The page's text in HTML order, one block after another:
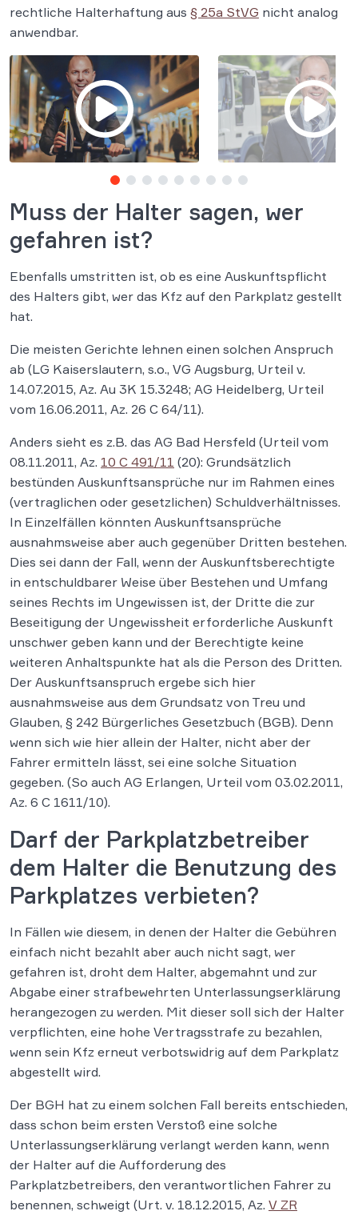
rechtliche Halterhaftung aus § 25a StVG nicht analog
anwendbar.
Muss der Halter sagen, wer
gefahren ist?
Ebenfalls umstritten ist, ob es eine Auskunftspflicht
des Halters gibt, wer das Kfz auf den Parkplatz gestellt
hat.
Die meisten Gerichte lehnen einen solchen Anspruch
ab (LG Kaiserslautern, s.o., VG Augsburg, Urteil v.
14.07.2015, Az. Au 3K 15.3248; AG Heidelberg, Urteil
vom 16.06.2011, Az. 26 C 64/11).
Anders sieht es z.B. das AG Bad Hersfeld (Urteil vom
08.11.2011, Az. 10 C 491/11 (20): Grundsätzlich
bestünden Auskunftsansprüche nur im Rahmen eines
(vertraglichen oder gesetzlichen) Schuldverhältnisses.
In Einzelfällen könnten Auskunftsansprüche
ausnahmsweise aber auch gegenüber Dritten bestehen.
Dies sei dann der Fall, wenn der Auskunftsberechtigte
in entschuldbarer Weise über Bestehen und Umfang
seines Rechts im Ungewissen ist, der Dritte die zur
Beseitigung der Ungewissheit erforderliche Auskunft
unschwer geben kann und der Berechtigte keine
weiteren Anhaltspunkte hat als die Person des Dritten.
Der Auskunftsanspruch ergebe sich hier
ausnahmsweise aus dem Grundsatz von Treu und
Glauben, § 242 Bürgerliches Gesetzbuch (BGB). Denn
wenn sich wie hier allein der Halter, nicht aber der
Fahrer ermitteln lässt, sei eine solche Situation
gegeben. (So auch AG Erlangen, Urteil vom 03.02.2011,
Az. 6 C 1611/10).
Darf der Parkplatzbetreiber
dem Halter die Benutzung des
Parkplatzes verbieten?
In Fällen wie diesem, in denen der Halter die Gebühren
einfach nicht bezahlt aber auch nicht sagt, wer
gefahren ist, droht dem Halter, abgemahnt und zur
Abgabe einer strafbewehrten Unterlassungserklärung
herangezogen zu werden. Mit dieser soll sich der Halter
verpflichten, eine hohe Vertragsstrafe zu bezahlen,
wenn sein Kfz erneut verbotswidrig auf dem Parkplatz
abgestellt wird.
Der BGH hat zu einem solchen Fall bereits entschieden,
dass schon beim ersten Verstoß eine solche
Unterlassungserklärung verlangt werden kann, wenn
der Halter auf die Aufforderung des
Parkplatzbetreibers, den verantwortlichen Fahrer zu
benennen, schweigt (Urt. v. 18.12.2015, Az. V ZR